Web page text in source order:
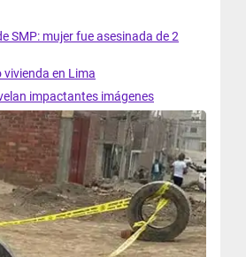
SMP: mujer fue asesinada de 2
en Lima
impactantes imágenes